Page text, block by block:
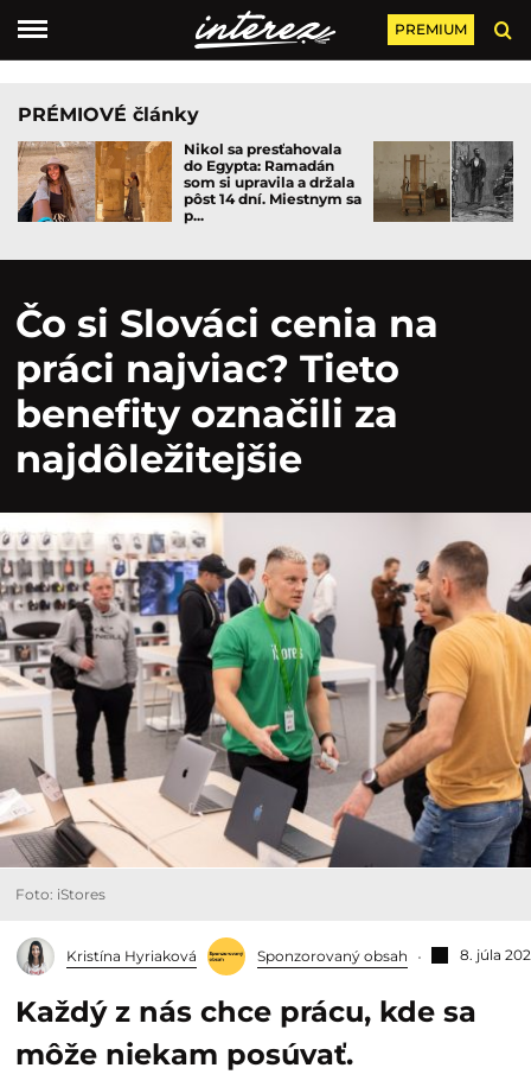
PREMIUM
PRÉMIOVÉ články
Nikol sa presťahovala
do Egypta: Ramadán
som si upravila a držala
pôst 14 dní. Miestnym sa
p...
Čo si Slováci cenia na
práci najviac? Tieto
benefity označili za
najdôležitejšie
Foto: iStores
Kristína Hyriaková Sponzorovaný obsah 8. júla
Každý z nás chce prácu, kde sa
môže niekam posúvať.